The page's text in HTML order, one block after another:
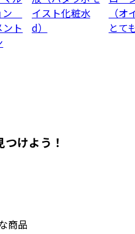
ン
ント
イスト化粧水
d）
（
とて
けよう！
商品